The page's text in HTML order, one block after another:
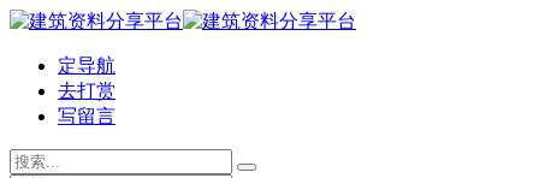
定导航
去打赏
写留言